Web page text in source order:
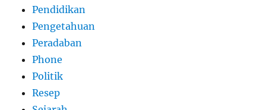
Pendidikan
Pengetahuan
Peradaban
Phone
Politik
Resep